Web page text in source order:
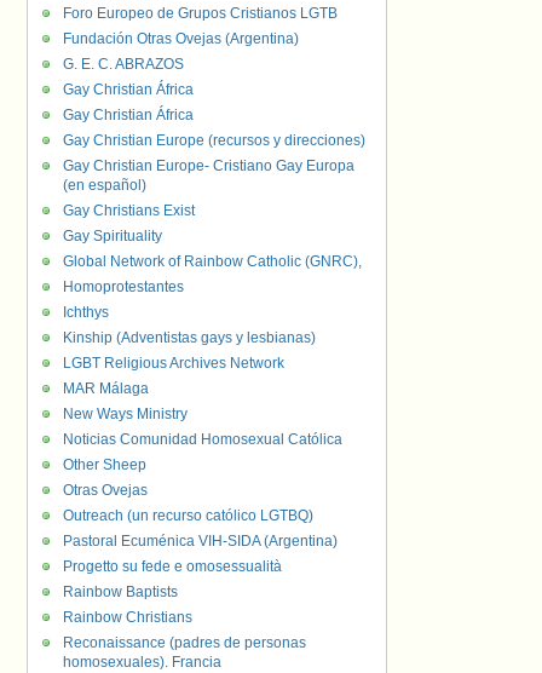
Foro Europeo de Grupos Cristianos LGTB
Fundación Otras Ovejas (Argentina)
G. E. C. ABRAZOS
Gay Christian África
Gay Christian África
Gay Christian Europe (recursos y direcciones)
Gay Christian Europe- Cristiano Gay Europa
(en español)
Gay Christians Exist
Gay Spirituality
Global Network of Rainbow Catholic (GNRC),
Homoprotestantes
Ichthys
Kinship (Adventistas gays y lesbianas)
LGBT Religious Archives Network
MAR Málaga
New Ways Ministry
Noticias Comunidad Homosexual Católica
Other Sheep
Otras Ovejas
Outreach (un recurso católico LGTBQ)
Pastoral Ecuménica VIH-SIDA (Argentina)
Progetto su fede e omosessualità
Rainbow Baptists
Rainbow Christians
Reconaissance (padres de personas
homosexuales). Francia